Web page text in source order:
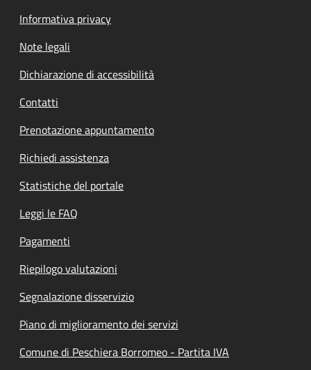
Informativa privacy
Note legali
Dichiarazione di accessibilità
Contatti
Prenotazione appuntamento
Richiedi assistenza
Statistiche del portale
Leggi le FAQ
Pagamenti
Riepilogo valutazioni
Segnalazione disservizio
Piano di miglioramento dei servizi
Comune di Peschiera Borromeo - Partita IVA